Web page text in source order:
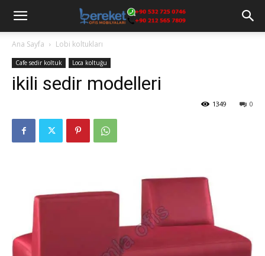
Ana Sayfa Lobi koltukları
Cafe sedir koltuk Loca koltuğu
ikili sedir modelleri
0
1349